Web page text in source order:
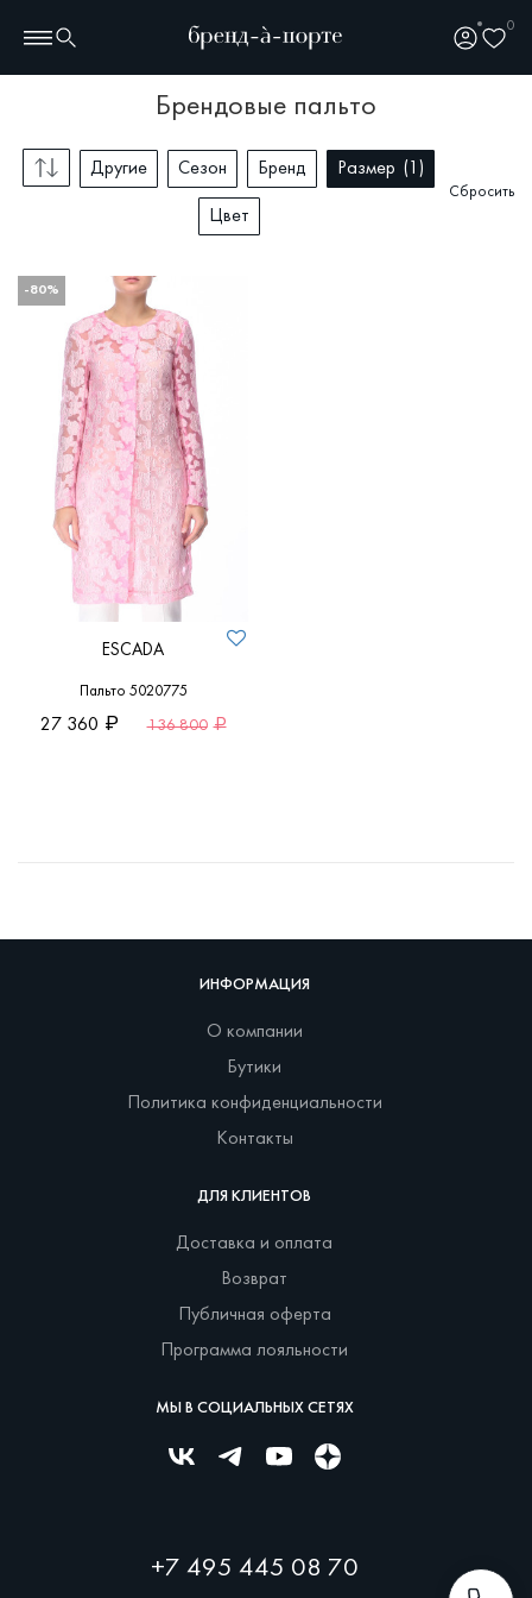
0
брендовые пальто
Другие Сезон Бренд Размер 1
Цвет
Сбросить
-80%
ESCADA
Пальто 5020775
27 360 136 800
ИНФОРМАЦИЯ
О компании
Бутики
Политика конфиденциальности
Контакты
ДЛЯ КЛИЕНТОВ
Доставка и оплата
Возврат
Публичная оферта
Программа лояльности
МЫ В СОЦИАЛЬНЫХ СЕТЯХ
+7 495 445 08 70